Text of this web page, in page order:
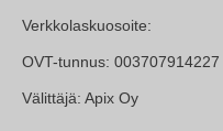
Verkkolaskuosoite:
OVT-tunnus: 003707914227
Välittäjä: Apix Oy